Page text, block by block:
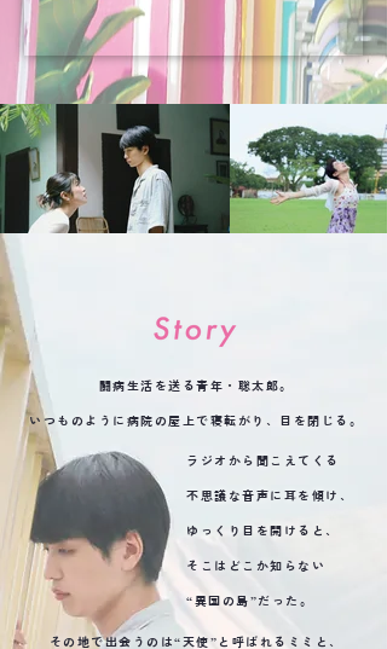
その地で出会うのは“天使”と呼ばれるミミと、
闘病生活を送る青年・聡太郎。
いつものように病院の屋上で寝転がり、目を閉じる。
ラジオから聞こえてくる
不思議な音声に耳を傾け、
ゆっくり目を開けると、
そこはどこか知らない
“異国の島”だった。